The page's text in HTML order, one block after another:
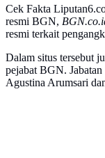
Cek Fakta
resmi BGN,
resmi terkait
Dalam situs tersebut
pejabat BGN.
Agustina Arumsari